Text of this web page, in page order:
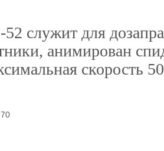
52 служит для
анимирован
скорость